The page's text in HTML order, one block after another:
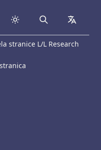
Search
stranice L/L Research